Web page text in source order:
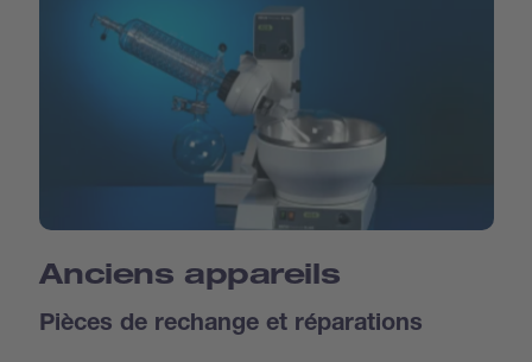
Anciens appareils
Pièces de rechange et réparations